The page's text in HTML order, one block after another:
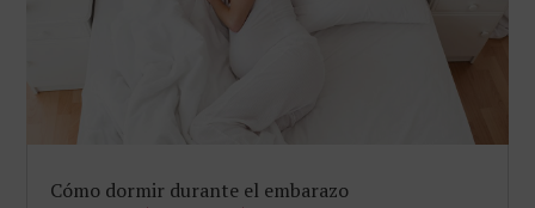
Cómo dormir durante el embarazo